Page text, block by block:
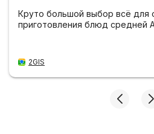
Круто большой выбор всё для
приготовления блюд средней
2GIS